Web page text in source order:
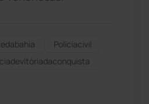
Políciacivil